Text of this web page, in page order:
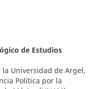
de Estudios
Universidad de Argel,
Política por la